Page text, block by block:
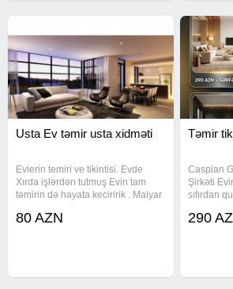
Usta Ev təmir usta xidməti
Evlerin temiri ve tikintisi. Evde
Xırda işlərdən tutmuş Evin tam
təmirin də hayata keciririk . Malyar
Saniteknik (Su durbalarin və sair
80 AZN
Təmir
Caspian
Şirkəti
sıfırdan
təmir-
290